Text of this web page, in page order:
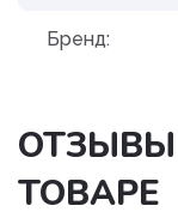
Бренд:
ТОВАРЕ